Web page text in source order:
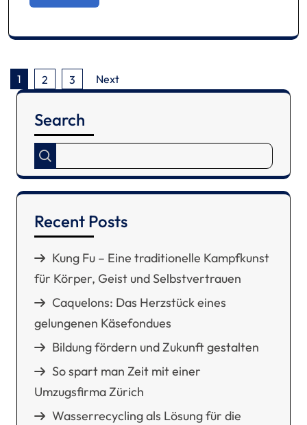
Posts
pagination
1 2 3 Next
Search
Recent Posts
Kung Fu – Eine traditionelle Kampfkunst
für Körper, Geist und Selbstvertrauen
Caquelons: Das Herzstück eines
gelungenen Käsefondues
Bildung fördern und Zukunft gestalten
So spart man Zeit mit einer
Umzugsfirma Zürich
Wasserrecycling als Lösung für die